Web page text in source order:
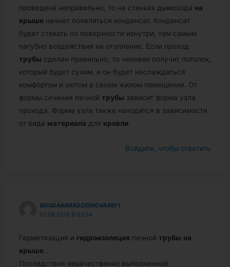
проведена неправильно, то на стенках дымохода на
крыше начнет появляться конденсат. Конденсат
будет стекать по поверхности изнутри, тем самым
пагубно воздействия на отопление. Если проход
трубы сделан правильно, то человек получит потолок,
который будет сухим, и он будет наслаждаться
комфортом и уютом в своем жилом помещении. От
формы сечения печной трубы зависит форма узла
прохода. Форма узла также находится в зависимости
от вида материала для кровли.
Войдите, чтобы ответить
BOGDANARADZIONOVA4971
07.09.2018 В 03:54
Герметизация и гидроизоляция печной трубы на
крыше
Последствия некачественно выполненной